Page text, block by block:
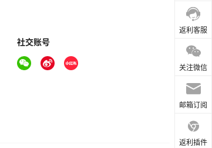
返利客服
关注微信
邮箱订阅
返利插件
社交账号